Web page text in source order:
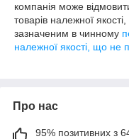
компанія може
товарів належної
зазначеним в чинному
належної якості, що не
Про нас
95% позитивних з 64